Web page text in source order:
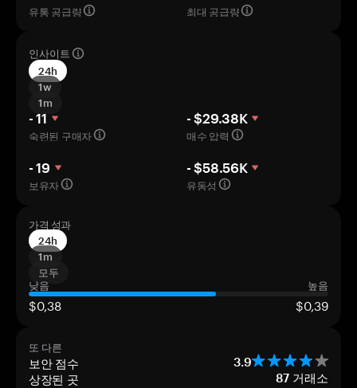
유통 공급량
최대 공급량
인사이트
24h
1w
1m
- 11
숙련된 구매자
- $29.38K
매수 압력
- 19
보유자
- $58.56K
유동성
가격 성과
24h
1m
모두
낮음
높음
$0,38 $0,39
또 다른
보안 점수 3.9
상장된 곳 87 거래소